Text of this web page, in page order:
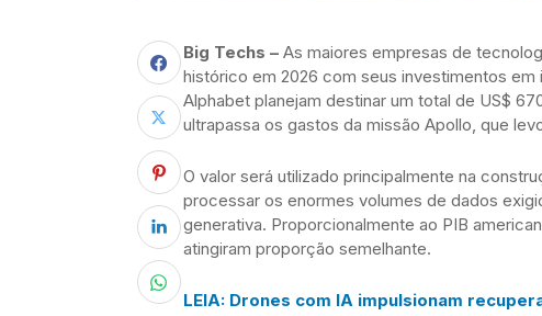
Big Techs – As maiores empresas de
histórico em 2026 com seus investimentos
Alphabet planejam destinar um total de US$
ultrapassa os gastos da missão Apollo, que
O valor será utilizado principalmente na
processar os enormes volumes de dados
generativa. Proporcionalmente ao PIB
atingiram proporção semelhante.
LEIA: Drones com IA impulsionam